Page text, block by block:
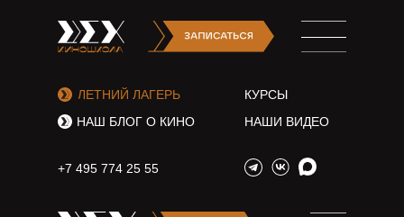
ЛЕТНИЙ ЛАГЕРЬ
КУРСЫ
НАШ БЛОГ О КИНО
НАШИ ВИДЕО
+7 495 774 25 55